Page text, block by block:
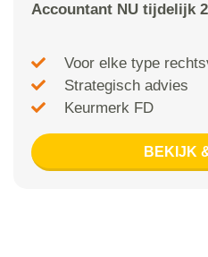
Accountant NU tijdelijk
Voor elke type
Strategisch advies
Keurmerk FD
BEKIJK